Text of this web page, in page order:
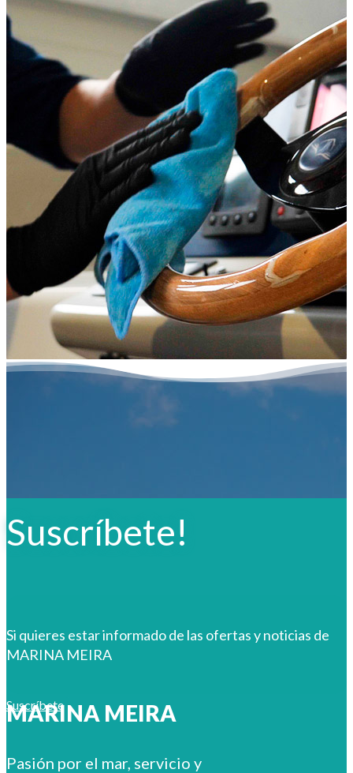
Suscríbete!
Si quieres estar informado de las ofertas y noticias de
MARINA MEIRA
Suscríbete
MARINA MEIRA
Pasión por el mar, servicio y